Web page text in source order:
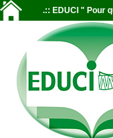
.:: EDUCI " Pour